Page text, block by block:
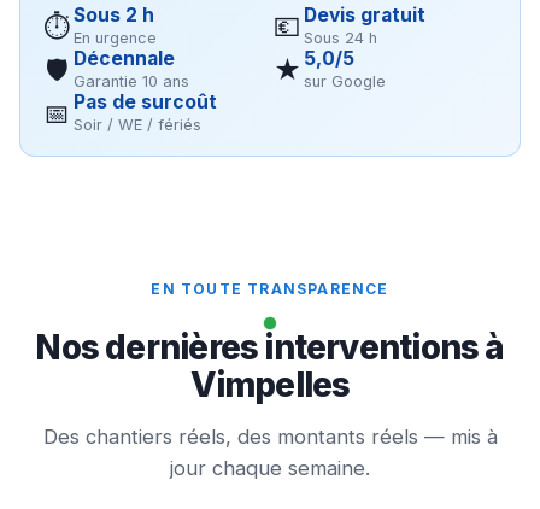
⏱Sous 2 h
En urgence 💶 Devis gratuit
Sous 24 h
🛡 Décennale
Garantie 10 ans ★ 5,0/5
sur Google
📅 Pas de surcoût
Soir / WE / fériés
EN TOUTE TRANSPARENCE
Nos dernières interventions à
Vimpelles
Des chantiers réels, des montants réels — mis à
jour chaque semaine.